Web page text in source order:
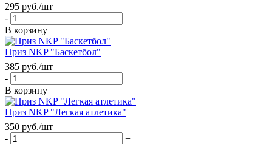
295 руб./шт
-
+
В корзину
Приз NKP "Баскетбол"
385 руб./шт
-
+
В корзину
Приз NKP "Легкая атлетика"
350 руб./шт
-
+